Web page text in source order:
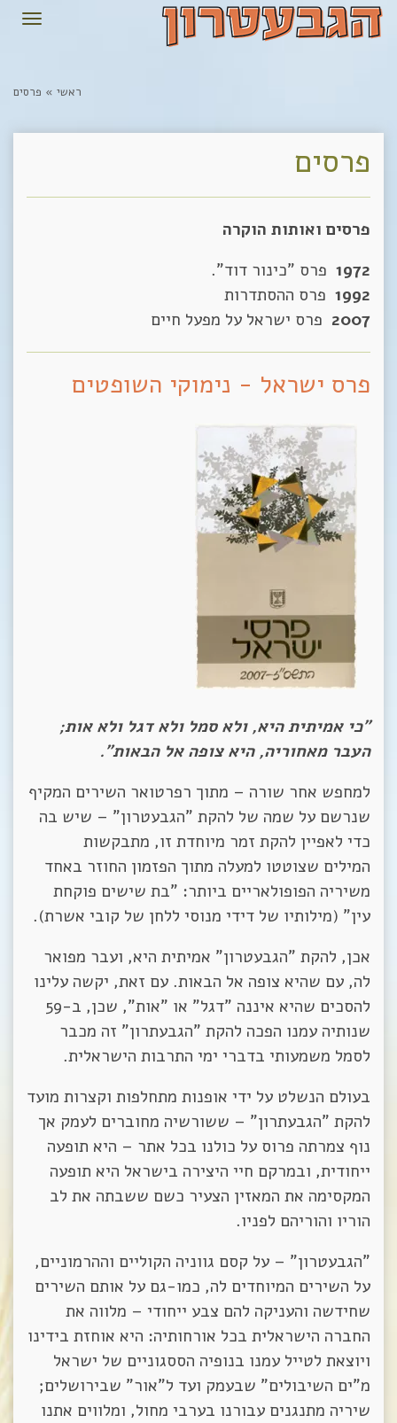
ראשי » פרסים
פרסים
פרסים ואותות הוקרה
1972 פרס "כינור דוד".
1992 פרס ההסתדרות
2007 פרס ישראל על מפעל חיים
פרס ישראל - נימוקי השופטים
"כי אמיתית היא, ולא סמל ולא דגל ולא אות;
העבר מאחוריה, היא צופה אל הבאות".
למחפש אחר שורה – מתוך רפרטואר השירים המקיף
שנרשם על שמה של להקת "הגבעטרון" – שיש בה
כדי לאפיין להקת זמר מיוחדת זו, מתבקשות
המילים שצוטטו למעלה מתוך הפזמון החוזר באחד
משיריה הפופולאריים ביותר: "בת שישים פוקחת
עין" (מילותיו של דידי מנוסי ללחן של קובי אשרת).
אכן, להקת "הגבעטרון" אמיתית היא, ועבר מפואר
לה, עם שהיא צופה אל הבאות. עם זאת, יקשה עלינו
להסכים שהיא איננה "דגל" או "אות", שכן, ב-59
שנותיה עמנו הפכה להקת "הגבעתרון" זה מכבר
לסמל משמעותי בדברי ימי התרבות הישראלית.
בעולם הנשלט על ידי אופנות מתחלפות וקצרות מועד
להקת "הגבעתרון" – ששורשיה מחוברים לעמק אך
נוף צמרתה פרוס על כולנו בכל אתר – היא תופעה
ייחודית, ובמרקם חיי היצירה בישראל היא תופעה
המקסימה את המאזין הצעיר כשם ששבתה את לב
הוריו והוריהם לפניו.
"הגבעטרון" – על קסם גווניה הקוליים וההרמוניים,
על השירים המיוחדים לה, כמו-גם על אותם השירים
שחידשה והעניקה להם צבע ייחודי – מלווה את
החברה הישראלית בכל אורחותיה: היא אוחזת בידינו
ויוצאת לטייל עמנו בנופיה הססגוניים של ישראל
מ"ים השיבולים" שבעמק ועד ל"אור" שבירושלים;
שיריה מתנגנים עבורנו בערבי מחול, ומלווים אתנו